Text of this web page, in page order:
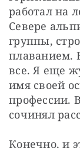
работал на
Севере
группы,
плаванием.
все. Я еще
имя своей
профессии.
сочинял
Конечно, и